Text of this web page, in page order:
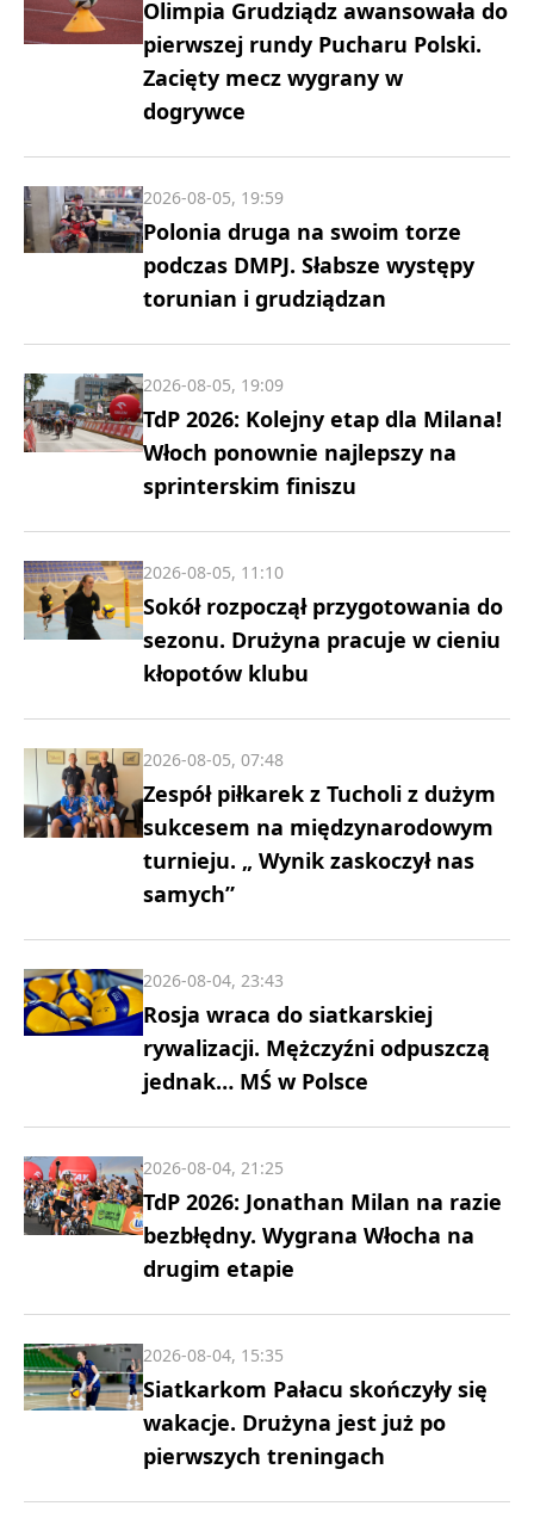
Olimpia Grudziądz awansowała do
pierwszej rundy Pucharu Polski.
Zacięty mecz wygrany w
dogrywce
Polonia druga na swoim torze
podczas DMPJ. Słabsze występy
torunian i grudziądzan
2026-08-05, 19:59
TdP 2026: Kolejny etap dla Milana!
Włoch ponownie najlepszy na
sprinterskim finiszu
2026-08-05, 19:09
Sokół rozpoczął przygotowania do
sezonu. Drużyna pracuje w cieniu
kłopotów klubu
2026-08-05, 11:10
Zespół piłkarek z Tucholi z dużym
sukcesem na międzynarodowym
turnieju. „ Wynik zaskoczył nas
samych”
2026-08-05, 07:48
Rosja wraca do siatkarskiej
rywalizacji. Mężczyźni odpuszczą
jednak… MŚ w Polsce
2026-08-04, 23:43
TdP 2026: Jonathan Milan na razie
bezbłędny. Wygrana Włocha na
drugim etapie
2026-08-04, 21:25
Siatkarkom Pałacu skończyły się
wakacje. Drużyna jest już po
pierwszych treningach
2026-08-04, 15:35